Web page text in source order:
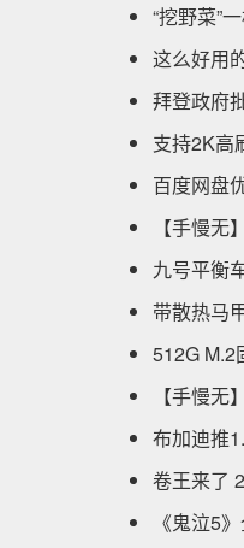
“挖野菜”
这么好用
拜登政府
支持2K高
百度网盘
【手慢
九号平衡
带散热马
512G M.2
【手慢
布加迪推
卷王来了
《鬼泣5